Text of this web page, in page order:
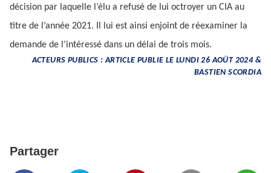
décision par laquelle l’élu a refusé de lui octroyer un CIA au
titre de l’année 2021. Il lui est ainsi enjoint de réexaminer la
demande de l’intéressé dans un délai de trois mois.
ACTEURS PUBLICS : ARTICLE PUBLIE LE LUNDI 26 AOÜT 2024 &
BASTIEN SCORDIA
Partager